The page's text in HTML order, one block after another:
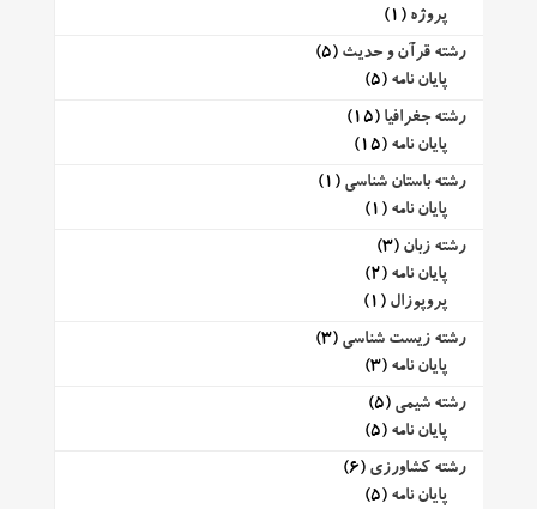
پروژه (1)
رشته قرآن و حدیث (5)
پایان نامه (5)
رشته جغرافیا (15)
پایان نامه (15)
رشته باستان شناسی (1)
پایان نامه (1)
رشته زبان (3)
پایان نامه (2)
پروپوزال (1)
رشته زیست شناسی (3)
پایان نامه (3)
رشته شیمی (5)
پایان نامه (5)
رشته کشاورزی (6)
پایان نامه (5)